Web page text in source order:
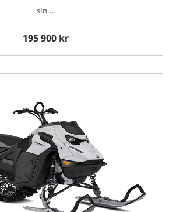
sin...
195 900 kr